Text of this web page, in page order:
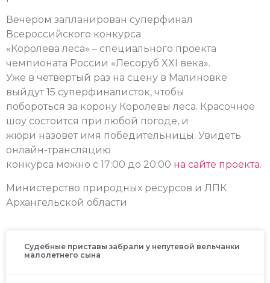
Вечером запланирован суперфинал
Всероссийского конкурса
«Королева леса» – специального проекта
чемпионата России «Лесоруб XXI века».
Уже в четвертый раз на сцену в Малиновке
выйдут 15 суперфиналисток, чтобы
побороться за корону Королевы леса. Красочное
шоу состоится при любой погоде, и
жюри назовет имя победительницы. Увидеть
онлайн-трансляцию
конкурса можно с 17:00 до 20:00 на сайте проекта.
Министерство природных ресурсов и ЛПК
Архангельской области
Судебные приставы забрали у непутевой вельчанки
малолетнего сына